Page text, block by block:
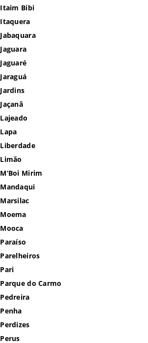
Itaim Bibi
Itaquera
Jabaquara
Jaguara
Jaguaré
Jaraguá
Jardins
Jaçanã
Lajeado
Lapa
Liberdade
Limão
M’Boi Mirim
Mandaqui
Marsilac
Moema
Mooca
Paraíso
Parelheiros
Pari
Parque do Carmo
Pedreira
Penha
Perdizes
Perus